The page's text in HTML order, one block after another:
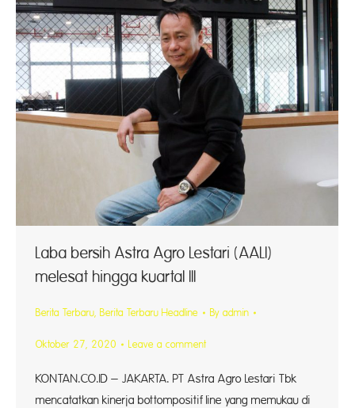
Laba bersih Astra Agro Lestari (AALI)
melesat hingga kuartal III
Berita Terbaru, Berita Terbaru Headline By admin
Oktober 27, 2020 Leave a comment
KONTAN.CO.ID – JAKARTA. PT Astra Agro Lestari Tbk
mencatatkan kinerja bottompositif line yang memukau di